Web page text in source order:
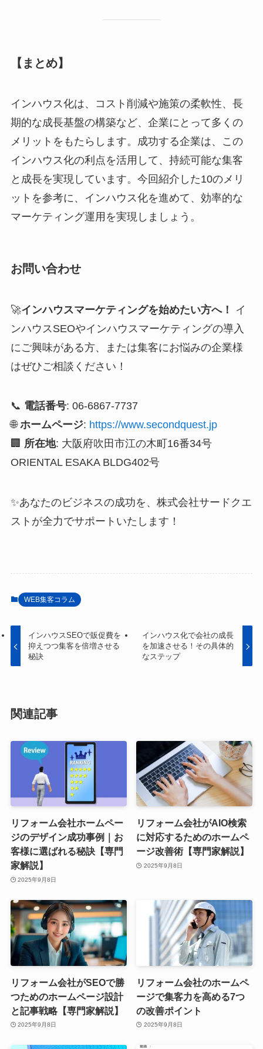
【まとめ】
インハウス化は、コスト削減や施策の柔軟性、長
期的な成長基盤の構築など、企業にとって多くの
メリットをもたらします。成功する企業は、この
インハウス化の利点を活用して、持続可能な集客
と成長を実現しています。今回紹介した10のメリ
ットを参考に、インハウス化を進めて、効率的な
マーケティング運用を実現しましょう。
お問い合わせ
🚀インハウスマーケティングを始めたい方へ！
イ
ンハウスSEOやインハウスマーケティングの導入
にご興味がある方、または集客にお悩みの企業様
はぜひご相談ください！
📞 電話番号: 06-6867-7737
🌐ホームページ: https://www.secondquest.jp
🏢 所在地: 大阪府吹田市江の木町16番34号
ORIENTAL ESAKA BLDG402号
✨あなたのビジネスの成功を、株式会社サードクエ
ストが全力でサポートいたします！
WEB集客コラム
インハウスSEOで販促費を
抑えつつ集客を倍増させる
秘訣
インハウス化で会社の成長
を加速させる！その具体的
なステップ
関連記事
リフォーム会社ホームペー
ジのデザイン成功事例｜お
客様に選ばれる秘訣【専門
家解説】
2025年9月8日
リフォーム会社がAIO検索
に対応するためのホームペ
ージ改善術【専門家解説】
2025年9月8日
リフォーム会社がSEOで勝
つためのホームページ設計
と記事戦略【専門家解説】
2025年9月8日
リフォーム会社のホームペ
ージで集客力を高める7つ
の改善ポイント
2025年9月8日